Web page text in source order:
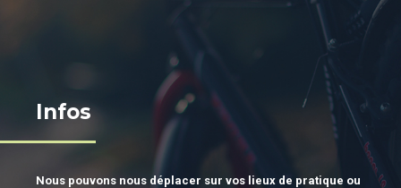
Infos
Nous pouvons nous déplacer sur vos lieux de pratique ou